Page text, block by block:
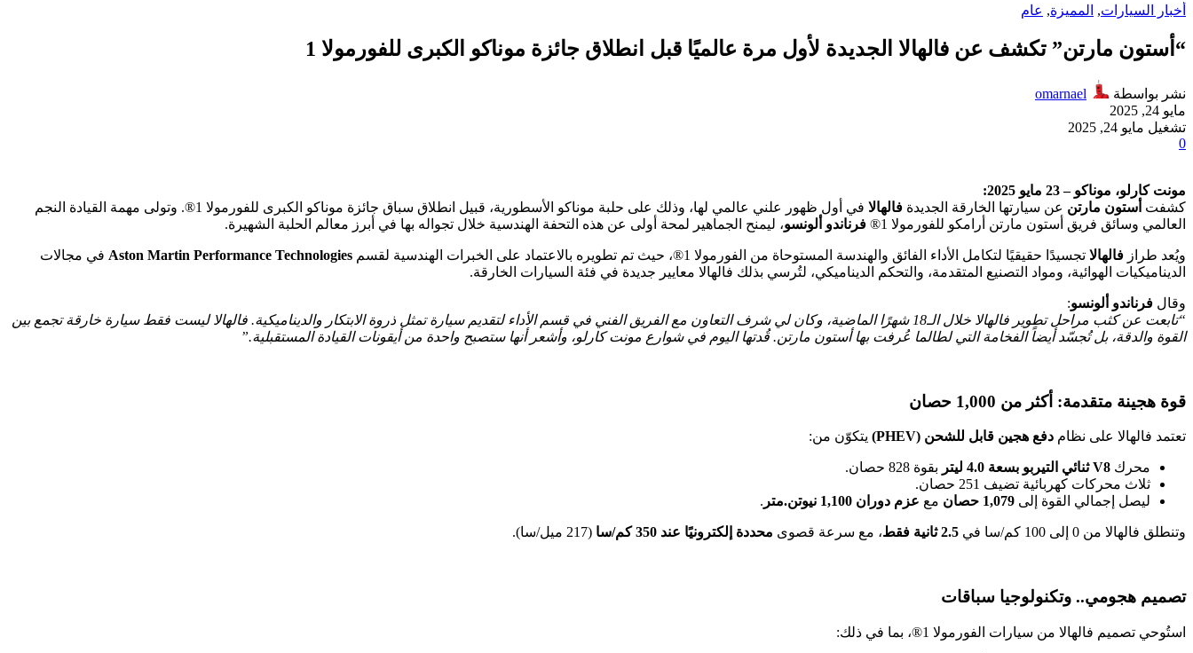
أخبار السيارات, المميزة, عام
“أستون مارتن” تكشف عن فالهالا الجديدة لأول مرة عالميًا قبل انطلاق جائزة موناكو الكبرى للفورمولا 1
نشر بواسطة
omarnael
مايو 24, 2025
تشغيل مايو 24, 2025
0
مونت كارلو، موناكو – 23 مايو 2025:
كشفت أستون مارتن عن سيارتها الخارقة الجديدة فالهالا
في أول ظهور علني عالمي لها، وذلك على حلبة موناكو الأسطورية، قبيل انطلاق سباق جائزة موناكو الكبرى للفورمولا 1®. وتولى مهمة القيادة النجم
العالمي وسائق فريق أستون مارتن أرامكو للفورمولا 1®
فرناندو ألونسو، ليمنح الجماهير لمحة أولى عن هذه التحفة الهندسية خلال تجواله بها في أبرز معالم الحلبة الشهيرة.
ويُعد طراز فالهالا تجسيدًا حقيقيًا لتكامل الأداء الفائق والهندسة المستوحاة من الفورمولا 1®، حيث تم تطويره بالاعتماد على الخبرات الهندسية لقسم Aston Martin Performance Technologies في مجالات
الديناميكيات الهوائية، ومواد التصنيع المتقدمة، والتحكم الديناميكي، لتُرسي بذلك فالهالا معايير جديدة في فئة السيارات الخارقة.
وقال فرناندو ألونسو:
“تابعت عن كثب مراحل تطوير فالهالا خلال الـ18 شهرًا الماضية، وكان لي شرف التعاون مع الفريق الفني في قسم الأداء لتقديم سيارة تمثل ذروة الابتكار والديناميكية. فالهالا ليست فقط سيارة خارقة تجمع بين
القوة والدقة، بل تُجسّد أيضاً الفخامة التي لطالما عُرفت بها أستون مارتن. قُدتها اليوم في شوارع مونت كارلو، وأشعر أنها ستصبح واحدة من أيقونات القيادة المستقبلية.”
قوة هجينة متقدمة: أكثر من 1,000 حصان
تعتمد فالهالا على نظام دفع هجين قابل للشحن (PHEV) يتكوّن من:
محرك V8 ثنائي التيربو بسعة 4.0 ليتر
بقوة 828 حصان.
ثلاث محركات كهربائية تضيف 251 حصان.
ليصل إجمالي القوة إلى 1,079 حصان مع عزم دوران 1,100 نيوتن.متر .
وتنطلق فالهالا من 0 إلى 100 كم/سا في 2.5 ثانية فقط ، مع سرعة قصوى محددة إلكترونيًا عند 350 كم/سا (217 ميل/سا).
تصميم هجومي.. وتكنولوجيا سباقات
استُوحي تصميم فالهالا من سيارات الفورمولا 1®، بما في ذلك: